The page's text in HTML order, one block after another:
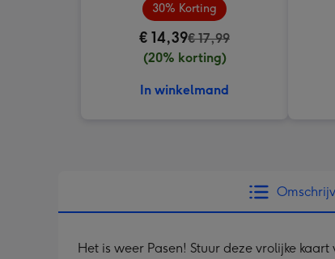
30% Korting
€ 14,39€ 17,99
(20% korting)
In winkelmand
Het is weer Pasen! Stuur deze vrolijke